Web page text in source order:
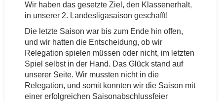
Wir haben das gesetzte Ziel, den Klassenerhalt,
in unserer 2. Landesligasaison geschafft!
Die letzte Saison war bis zum Ende hin offen,
und wir hatten die Entscheidung, ob wir
Relegation spielen müssen oder nicht, im letzten
Spiel selbst in der Hand. Das Glück stand auf
unserer Seite. Wir mussten nicht in die
Relegation, und somit konnten wir die Saison mit
einer erfolgreichen Saisonabschlussfeier